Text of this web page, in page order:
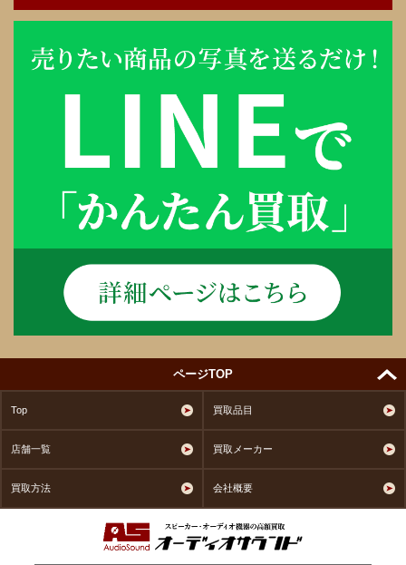
ページTOP
Top 買取品目
店舗一覧 買取メーカー
買取方法 会社概要